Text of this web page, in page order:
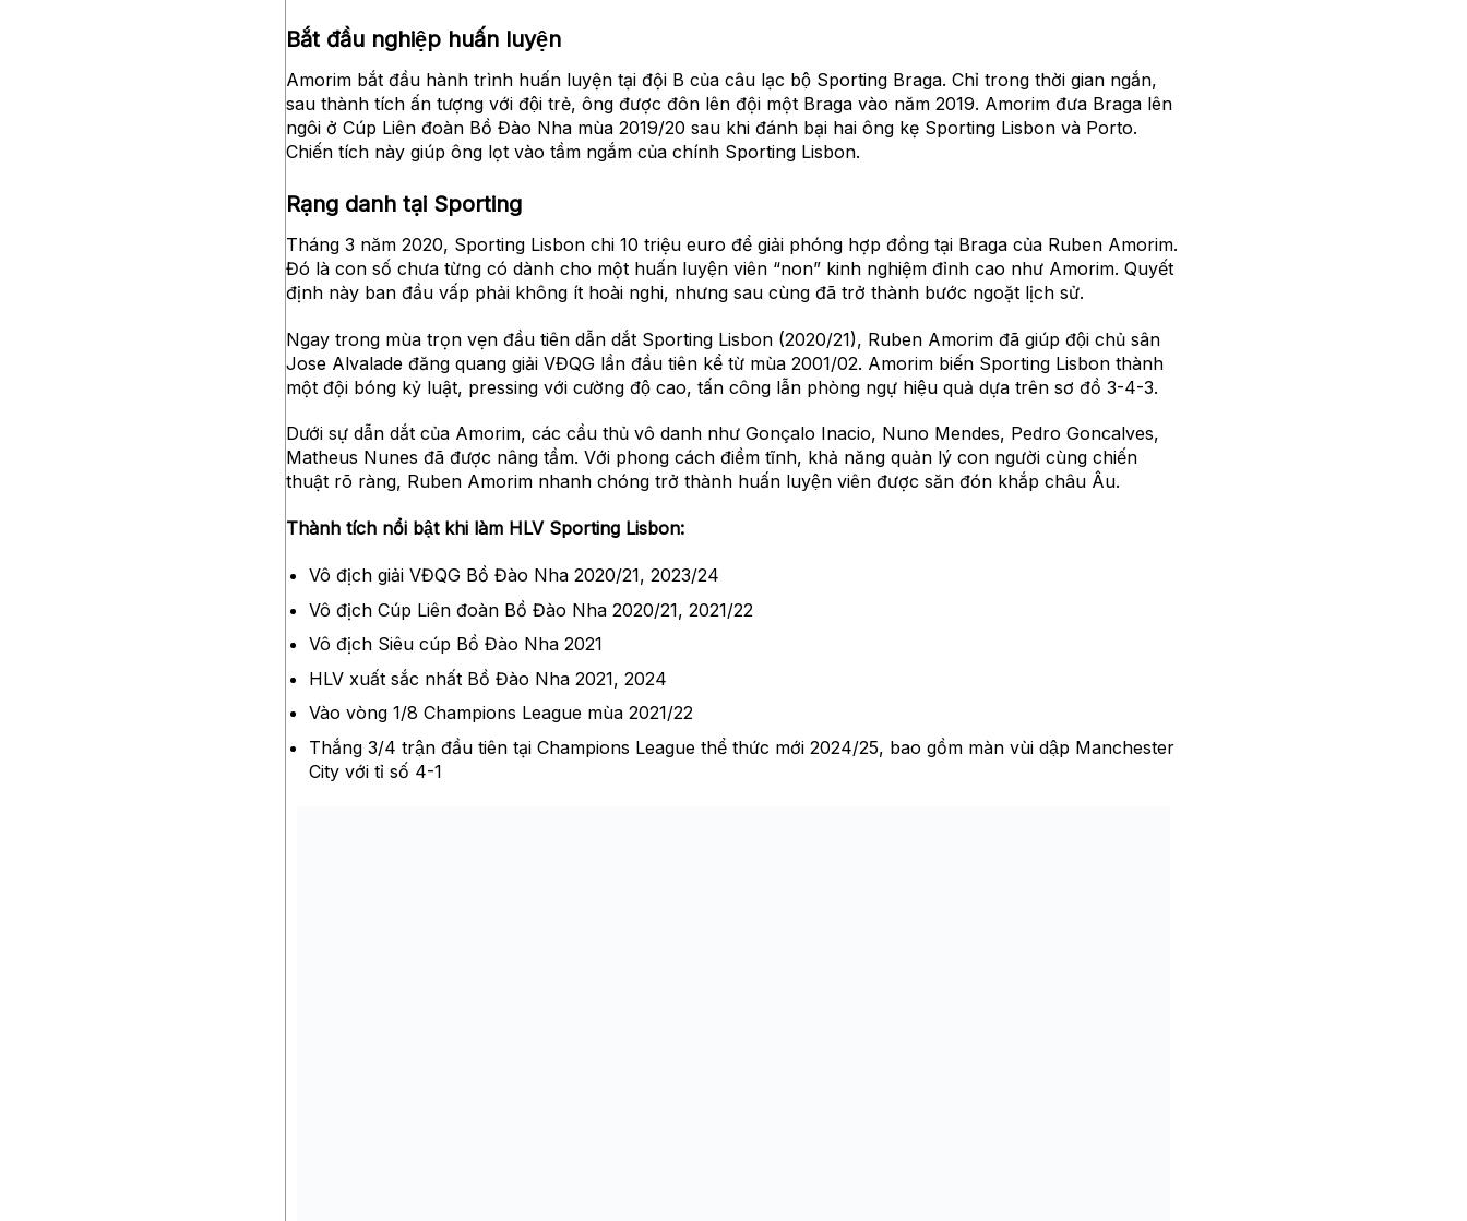
Bắt đầu nghiệp huấn luyện
Amorim bắt đầu hành trình huấn luyện tại đội B của câu lạc bộ Sporting Braga. Chỉ trong thời gian ngắn,
sau thành tích ấn tượng với đội trẻ, ông được đôn lên đội một Braga vào năm 2019. Amorim đưa Braga lên
ngôi ở Cúp Liên đoàn Bồ Đào Nha mùa 2019/20 sau khi đánh bại hai ông kẹ Sporting Lisbon và Porto.
Chiến tích này giúp ông lọt vào tầm ngắm của chính Sporting Lisbon.
Rạng danh tại Sporting
Tháng 3 năm 2020, Sporting Lisbon chi 10 triệu euro để giải phóng hợp đồng tại Braga của Ruben Amorim.
Đó là con số chưa từng có dành cho một huấn luyện viên “non” kinh nghiệm đỉnh cao như Amorim. Quyết
định này ban đầu vấp phải không ít hoài nghi, nhưng sau cùng đã trở thành bước ngoặt lịch sử.
Ngay trong mùa trọn vẹn đầu tiên dẫn dắt Sporting Lisbon (2020/21), Ruben Amorim đã giúp đội chủ sân
Jose Alvalade đăng quang giải VĐQG lần đầu tiên kể từ mùa 2001/02. Amorim biến Sporting Lisbon thành
một đội bóng kỷ luật, pressing với cường độ cao, tấn công lẫn phòng ngự hiệu quả dựa trên sơ đồ 3-4-3.
Dưới sự dẫn dắt của Amorim, các cầu thủ vô danh như Gonçalo Inacio, Nuno Mendes, Pedro Goncalves,
Matheus Nunes đã được nâng tầm. Với phong cách điềm tĩnh, khả năng quản lý con người cùng chiến
thuật rõ ràng, Ruben Amorim nhanh chóng trở thành huấn luyện viên được săn đón khắp châu Âu.
Thành tích nổi bật khi làm HLV Sporting Lisbon:
Vô địch giải VĐQG Bồ Đào Nha 2020/21, 2023/24
Vô địch Cúp Liên đoàn Bồ Đào Nha 2020/21, 2021/22
Vô địch Siêu cúp Bồ Đào Nha 2021
HLV xuất sắc nhất Bồ Đào Nha 2021, 2024
Vào vòng 1/8 Champions League mùa 2021/22
Thắng 3/4 trận đầu tiên tại Champions League thể thức mới 2024/25, bao gồm màn vùi dập Manchester
City với tỉ số 4-1